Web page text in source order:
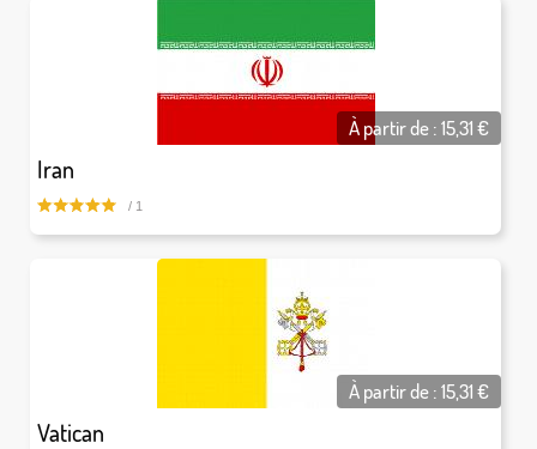
Iran
À partir de :15,31€
/ 1
Vatican
À partir de :15,31€